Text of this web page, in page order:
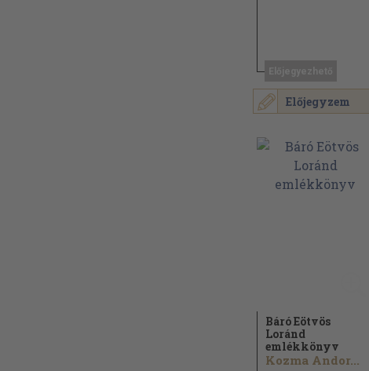
Előjegyzem
Báró Eötvös
Loránd
emlékkönyv
Kozma Andor...